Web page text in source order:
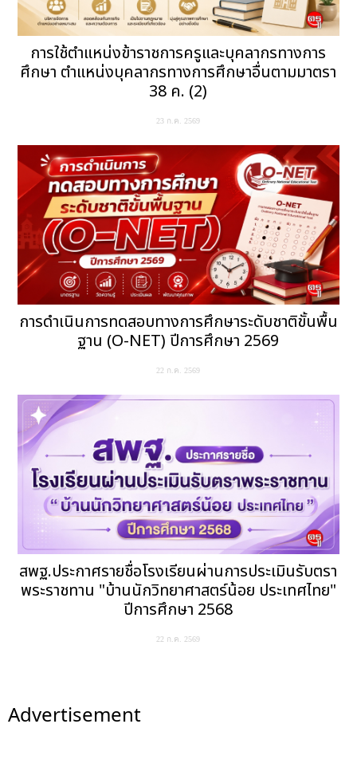
การใช้ตำแหน่งข้าราชการครูและบุคลากรทางการ
ศึกษา ตำแหน่งบุคลากรทางการศึกษาอื่นตามมาตรา
38 ค. (2)
23 ก.ค. 2569
การดำเนินการทดสอบทางการศึกษาระดับชาติขั้นพื้น
ฐาน (O-NET) ปีการศึกษา 2569
22 ก.ค. 2569
สพฐ.ประกาศรายชื่อโรงเรียนผ่านการประเมินรับตรา
พระราชทาน "บ้านนักวิทยาศาสตร์น้อย ประเทศไทย"
ปีการศึกษา 2568
22 ก.ค. 2569
Advertisement